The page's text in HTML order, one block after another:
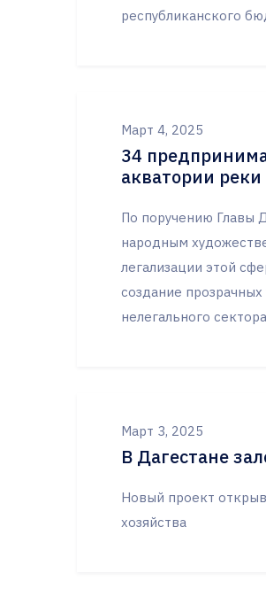
республиканского
Март 4, 2025
34
акватории
По поручению Главы
народным
легализации этой
создание
нелегального
Март 3, 2025
В Дагестане
Новый проект
хозяйства